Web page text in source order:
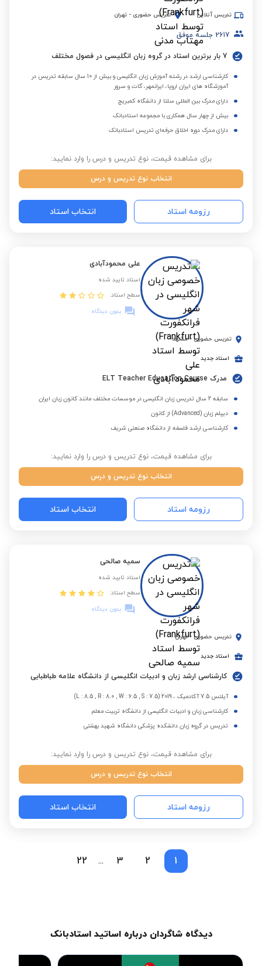
تدریس آنلاین تدریس حضوری - تهران
2617 جلسه موفق
7 بار برترین استاد در گروه زبان انگلیسی در فصول مختلف
کارشناسی ارشد در رشته آموزش زبان انگلیسی و بیش از 10 سال سابقه تدریس در
آموزشگاه های ایران اروپا، ایرانمهر، گات و سرور
دارای مدرک بین المللی سلتا از دانشگاه کمبریج
بیش از چهار سال همکاری با مجموعه استادبانک
دارای مدرک دوره اخلاق حرفه‌ای تدریس استادبانک
برای مشاهده قیمت، نوع تدریس و درس را وارد نمایید:
انتخاب نوع تدریس و درس
رزومه استاد انتخاب استاد
علی محمودآبادی
استاد تایید شده
سطح استاد:
بدون دیدگاه
تدریس حضوری - مشهد
استاد جدید
مدرک ELT Teacher Education Course
سابقه 2 سال تدریس زبان انگلیسی در موسسات مختلف مانند کانون زبان ایران
دیپلم زبان (Advanced) از کانون
کارشناسی ارشد فلسفه از دانشگاه صنعتی شریف
برای مشاهده قیمت، نوع تدریس و درس را وارد نمایید:
انتخاب نوع تدریس و درس
رزومه استاد انتخاب استاد
سمیه صالحی
استاد تایید شده
سطح استاد:
بدون دیدگاه
تدریس حضوری - تهران
استاد جدید
کارشناسی ارشد زبان و ادبیات انگلیسی از دانشگاه علامه طباطبایی
آیلتس 7.5 آکادمیک ، 2019 (L : 8.5 , R : 8.0 , W : 6.5 , S : 7.5)
کارشناسی زبان و ادبیات انگلیسی از دانشگاه تربیت معلم
تدریس در گروه زبان دانشکده پزشکی دانشگاه شهید بهشتی
برای مشاهده قیمت، نوع تدریس و درس را وارد نمایید:
انتخاب نوع تدریس و درس
رزومه استاد انتخاب استاد
1
2
3
...
22
دیدگاه شاگردان درباره اساتید استادبانک